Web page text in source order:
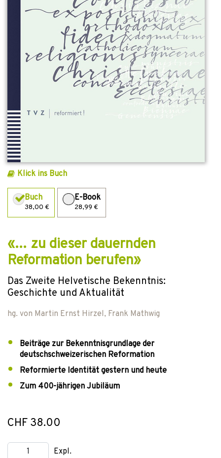
Klick ins Buch
Buch
38,00 €
E-Book
28,99 €
«… zu dieser dauernden
Reformation berufen»
Das Zweite Helvetische Bekenntnis:
Geschichte und Aktualität
hg. von Martin Ernst Hirzel, Frank Mathwig
Beiträge zur Bekenntnisgrundlage der
deutschschweizerischen Reformation
Reformierte Identität gestern und heute
Zum 400-jährigen Jubiläum
CHF 38.00
Expl.